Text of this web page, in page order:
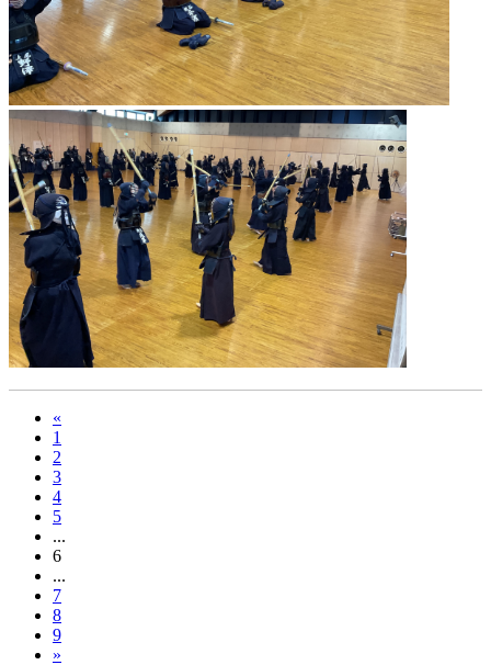
«
1
2
3
4
5
...
6
...
7
8
9
»